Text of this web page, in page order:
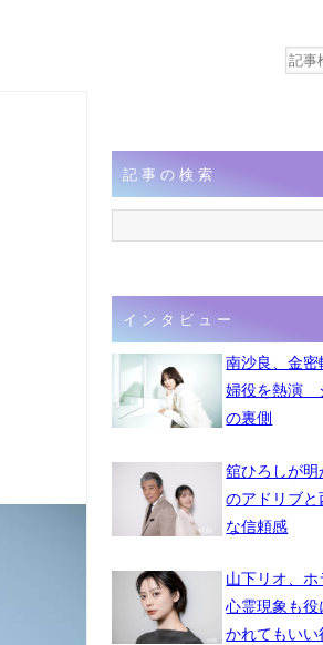
記事の検索
インタビュー
南沙良、金
婦役を熱演
の裏側
舘ひろしが
のアドリブ
な信頼感
山下リオ、
心霊現象も
かれてもいい